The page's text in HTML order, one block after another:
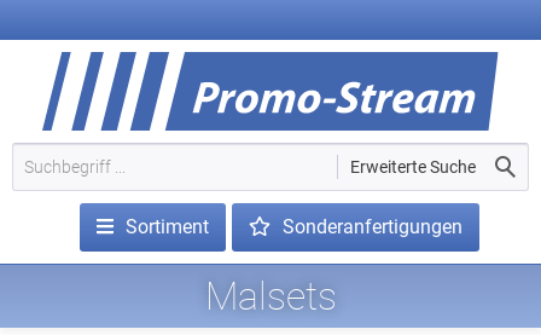
Sortiment Sonderanfertigungen
Erweiterte Suche
Malsets